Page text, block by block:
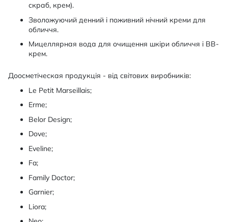
скраб, крем).
Зволожуючий денний і поживний нічний креми для
обличчя.
Мицеллярная вода для очищення шкіри обличчя і BB-
крем.
Доосметіческая продукція - від світових виробників:
Le Petit Marseillais;
Erme;
Belor Design;
Dove;
Eveline;
Fa;
Family Doctor;
Garnier;
Liora;